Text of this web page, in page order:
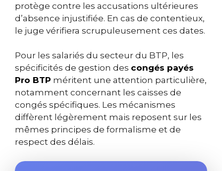
protège contre les accusations ultérieures
d’absence injustifiée. En cas de contentieux,
le juge vérifiera scrupuleusement ces dates.
Pour les salariés du secteur du BTP, les
spécificités de gestion des congés payés
Pro BTP méritent une attention particulière,
notamment concernant les caisses de
congés spécifiques. Les mécanismes
diffèrent légèrement mais reposent sur les
mêmes principes de formalisme et de
respect des délais.